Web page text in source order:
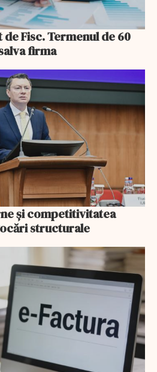
Fisc. Termenul de 60
firma
și competitivitatea
structurale